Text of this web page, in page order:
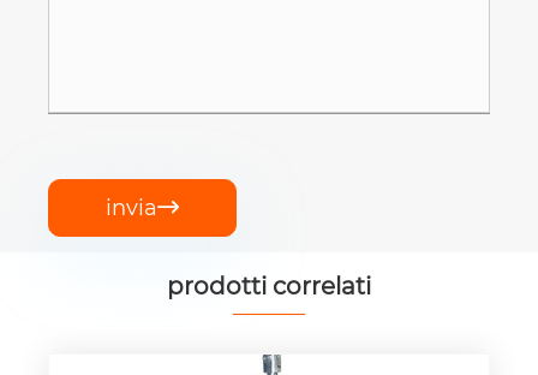
invia
prodotti correlati